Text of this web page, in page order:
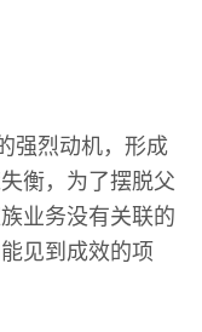
强烈动机，形成
衡，为了摆脱父
业务没有关联的
见到成效的项